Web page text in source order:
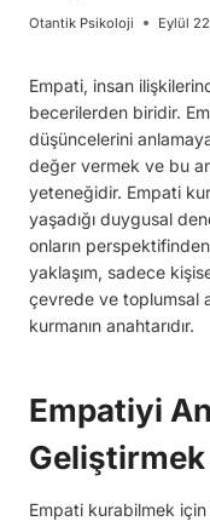
Otantik Psikoloji Eylül
Empati, insan
becerilerden biridir.
düşüncelerini
değer vermek ve bu
yeteneğidir. Empati
yaşadığı duygusal
onların
yaklaşım, sadece
çevrede ve toplumsal
kurmanın anahtarıdır.
Empatiyi
Geliştirmek
Empati kurabilmek